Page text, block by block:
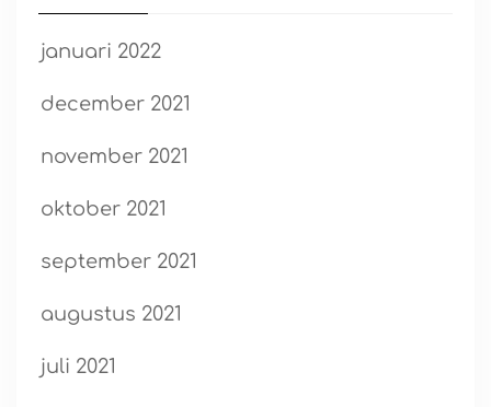
januari 2022
december 2021
november 2021
oktober 2021
september 2021
augustus 2021
juli 2021